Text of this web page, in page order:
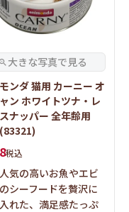
ンダ 猫用 カーニー オ
ン ホワイトツナ・レ
ナッパー 全年齢用
税込
気の高いお魚やエビ
シーフードを贅沢に
れた、満足感たっぷ